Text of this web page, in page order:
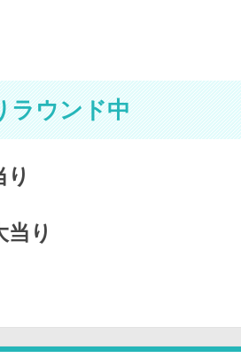
ラウンド中
当り